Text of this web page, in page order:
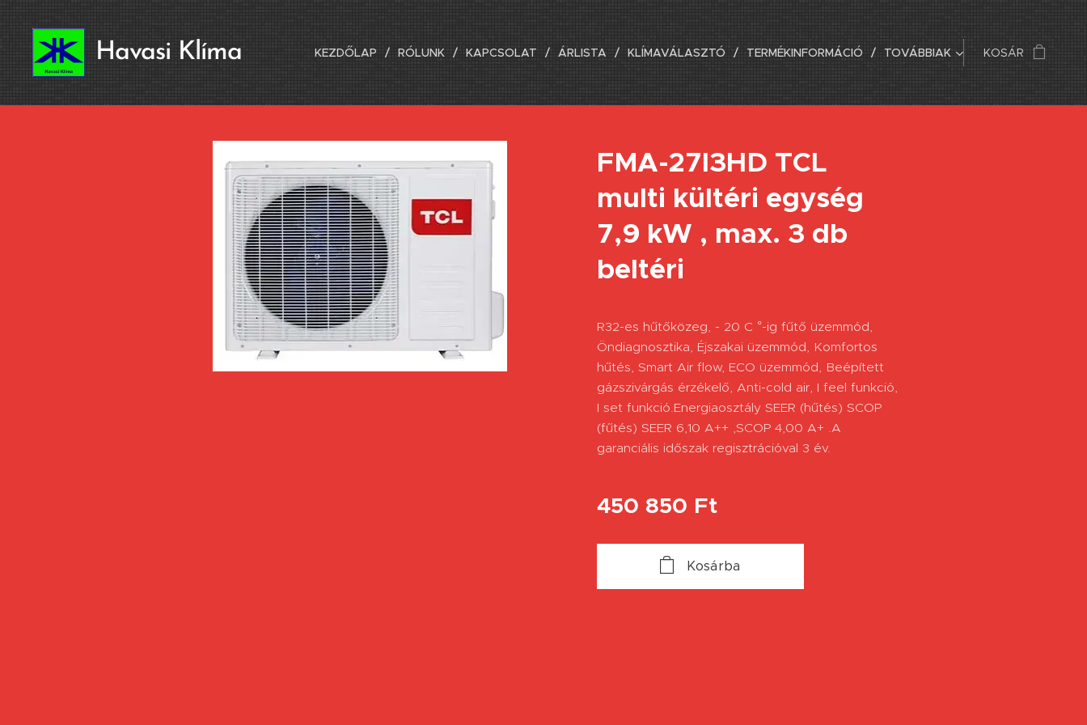
Havasi Klíma KEZDŐLAP RÓLUNK KAPCSOLAT ÁRLISTA KLÍMAVÁLASZTÓ TERMÉKINFORMÁCIÓ TOVÁBBIAK KOSÁR
FMA-27I3HD TCL
multi kültéri egység
7,9 kW , max. 3 db
beltéri
R32-es hűtőközeg, - 20 C °-ig fűtő üzemmód,
Öndiagnosztika, Éjszakai üzemmód, Komfortos
hűtés, Smart Air flow, ECO üzemmód, Beépített
gázszivárgás érzékelő, Anti-cold air, I feel funkció,
I set funkció.Energiaosztály SEER (hűtés) SCOP
(fűtés) SEER 6,10 A++ ,SCOP 4,00 A+ .A
garanciális időszak regisztrációval 3 év.
450 850 Ft
Kosárba